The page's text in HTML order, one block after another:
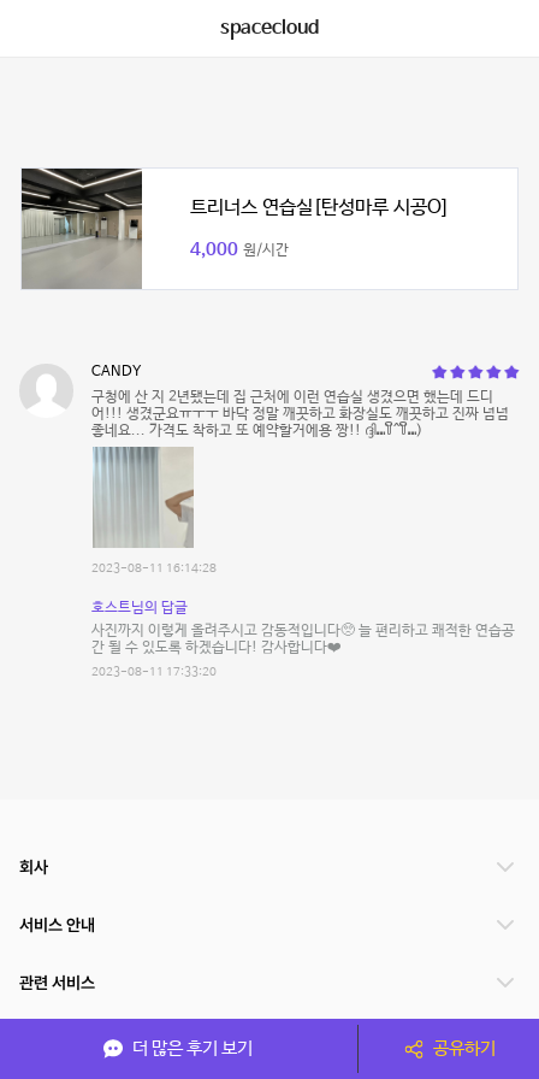
spacecloud
트리너스 연습실[탄성마루 시공O]
4,000 원/시간
CANDY
구청에 산 지 2년됐는데 집 근처에 이런 연습실 생겼으면 했는데 드디
어!!! 생겼군요ㅠㅜㅜ 바닥 정말 깨끗하고 화장실도 깨끗하고 진짜 넘넘
좋네요... 가격도 착하고 또 예약할거에용 짱!! ദ്ദി⑉꒦ິ^꒦ິ⑉)
2023-08-11 16:14:28
호스트님의 답글
사진까지 이렇게 올려주시고 감동적입니다🥺 늘 편리하고 쾌적한 연습공
간 될 수 있도록 하겠습니다! 감사합니다❤️
2023-08-11 17:33:20
더 많은 후기 보기 공유하기
회사
서비스 안내
관련 서비스